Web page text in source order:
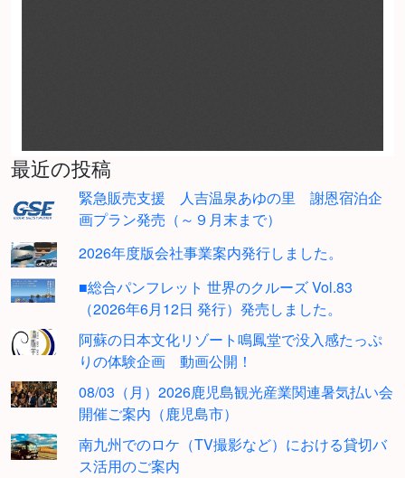
最近の投稿
緊急販売支援 人吉温泉あゆの里 謝恩宿泊企
画プラン発売（～９月末まで）
2026年度版会社事業案内発行しました。
■総合パンフレット 世界のクルーズ Vol.83
（2026年6月12日 発行）発売しました。
阿蘇の日本文化リゾート鳴鳳堂で没入感たっぷ
りの体験企画 動画公開！
08/03（月）2026鹿児島観光産業関連暑気払い会
開催ご案内（鹿児島市）
南九州でのロケ（TV撮影など）における貸切バ
ス活用のご案内